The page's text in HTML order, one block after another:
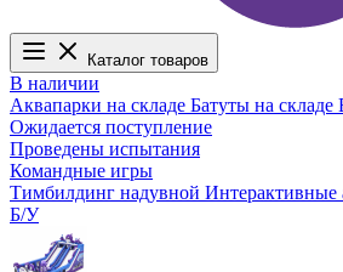
Каталог товаров
В наличии
Аквапарки на складе Батуты на складе
Ожидается поступление
Проведены испытания
Командные игры
Тимбилдинг надувной Интерактивные
Б/У